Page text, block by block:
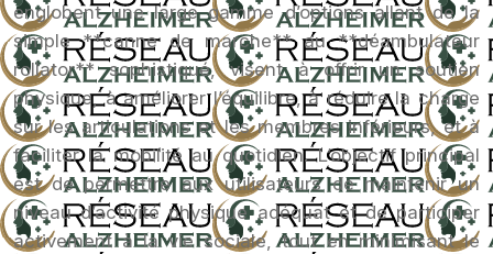
englobent une large gamme d’options allant de la
simple **canne de marche** au **déambulateur
rollator** sophistiqué, visent à offrir un soutien
physique, à améliorer l’équilibre, à réduire la charge
sur les articulations et les membres inférieurs, et à
faciliter la mobilité au quotidien. L’objectif principal
est de permettre aux utilisateurs de maintenir un
niveau d’activité physique adéquat et de participer
activement à la vie sociale, tout en minimisant le